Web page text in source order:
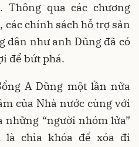
qua các chương
chính sách hỗ trợ sản
dân như anh Dũng đã có
để bứt phá.
A Dũng một lần nữa
của Nhà nước cùng với
“người nhóm lửa”
là chìa khóa để xóa đi